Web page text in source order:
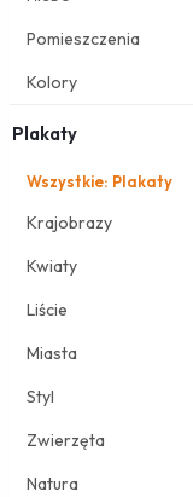
Pomieszczenia
Kolory
Plakaty
Wszystkie: Plakaty
Krajobrazy
Kwiaty
Liście
Miasta
Styl
Zwierzęta
Natura